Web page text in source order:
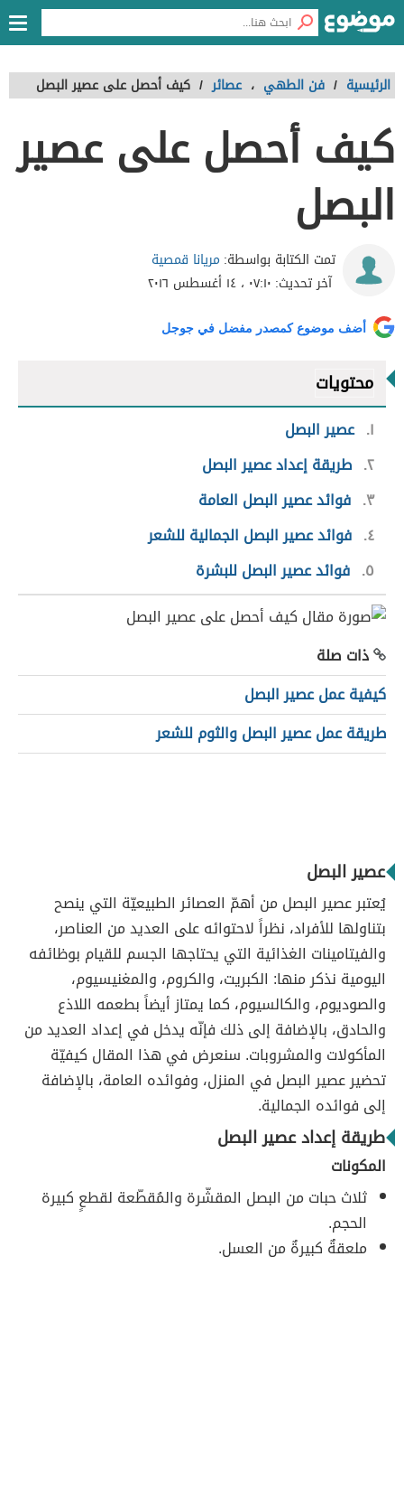
الرئيسية / فن الطهي ، عصائر / كيف أحصل على عصير البصل
كيف أحصل على عصير
البصل
تمت الكتابة بواسطة: مريانا قمصية
آخر تحديث: ٠٧:١٠ ، ١٤ أغسطس ٢٠١٦
أضف موضوع كمصدر مفضل في جوجل
محتويات
١ عصير البصل
٢ طريقة إعداد عصير البصل
٣ فوائد عصير البصل العامة
٤ فوائد عصير البصل الجمالية للشعر
٥ فوائد عصير البصل للبشرة
ذات صلة
كيفية عمل عصير البصل
طريقة عمل عصير البصل والثوم للشعر
عصير البصل
يُعتبر عصير البصل من أهمّ العصائر الطبيعيّة التي ينصح
بتناولها للأفراد، نظراً لاحتوائه على العديد من العناصر،
والفيتامينات الغذائية التي يحتاجها الجسم للقيام بوظائفه
اليومية نذكر منها: الكبريت، والكروم، والمغنيسيوم،
والصوديوم، والكالسيوم، كما يمتاز أيضاً بطعمه اللاذع
والحادق، بالإضافة إلى ذلك فإنّه يدخل في إعداد العديد من
المأكولات والمشروبات. سنعرض في هذا المقال كيفيّة
تحضير عصير البصل في المنزل، وفوائده العامة، بالإضافة
إلى فوائده الجمالية.
طريقة إعداد عصير البصل
المكونات
ثلاث حبات من البصل المقشّرة والمُقطّعة لقطعٍ كبيرة
الحجم.
ملعقةٌ كبيرةٌ من العسل.